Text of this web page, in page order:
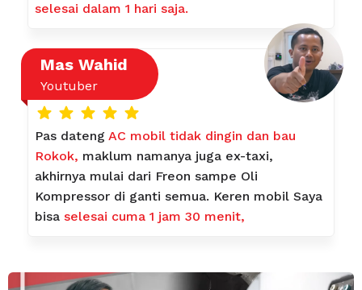
selesai dalam 1 hari saja.
Mas Wahid
Youtuber
Pas dateng AC mobil tidak dingin dan bau
Rokok, maklum namanya juga ex-taxi,
akhirnya mulai dari Freon sampe Oli
Kompressor di ganti semua. Keren mobil Saya
bisa selesai cuma 1 jam 30 menit,